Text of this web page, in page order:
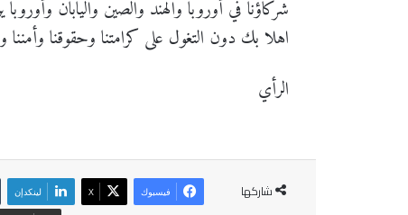
شركاؤنا في أوروبا والهند والصين واليابان
اهلا بك دون التغول على كرامتنا وحقوقنا وأمننا
الرأي
شاركها فيسبوك ‫X لينكدإن